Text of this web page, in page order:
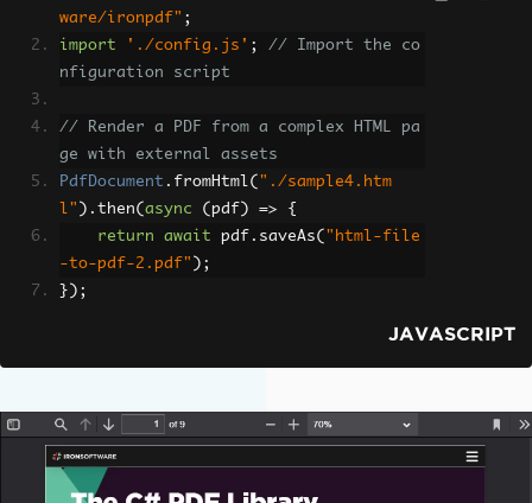
ware/ironpdf" ;
import
'./config.js' ;
// Import the co
nfiguration script
// Render a PDF from a complex HTML pa
ge with external assets
PdfDocument . fromHtml( "./sample4.htm
l" ). then( async ( pdf ) =>
{
return
await pdf . saveAs( "html-file
-to-pdf-2.pdf" );
});
JAVASCRIPT